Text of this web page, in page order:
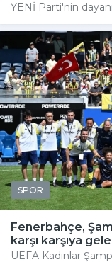
YENİ Parti'nin
SPOR
Fenerbahçe,
karşı karşıya
UEFA Kadınlar